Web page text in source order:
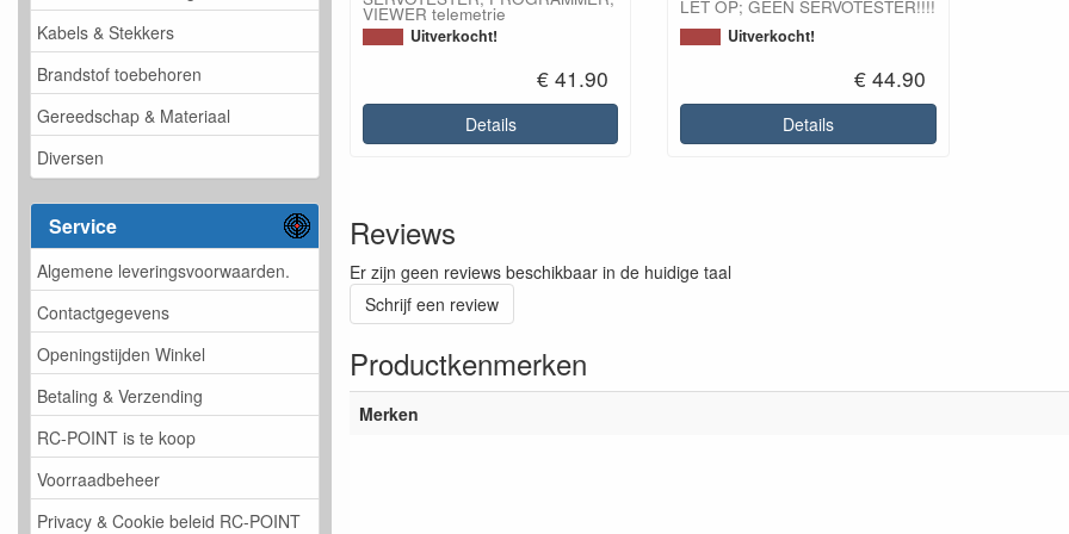
Kabels & Stekkers
Brandstof toebehoren
Gereedschap & Materiaal
Diversen
Service
Algemene leveringsvoorwaarden.
Contactgegevens
Openingstijden Winkel
Betaling & Verzending
RC-POINT is te koop
Voorraadbeheer
Privacy & Cookie beleid RC-POINT
VIEWER telemetrie
Uitverkocht!
€ 41.90
Details
LET OP; GEEN SERVOTESTER!!!!
Uitverkocht!
€ 44.90
Details
Reviews
Er zijn geen reviews beschikbaar in de huidige taal
Schrijf een review
Productkenmerken
Merken